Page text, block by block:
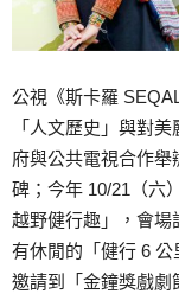
公視《斯卡羅
「人文歷史」與對
府與公共電視合作
碑；今年 10/21（六
越野健行趣」，會場
有休閒的「健行 6
邀請到「金鐘獎戲劇